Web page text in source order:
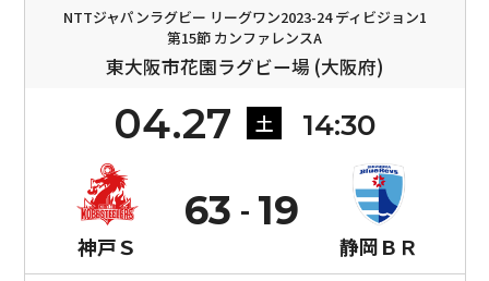
NTTジャパンラグビー リーグワン2023-24 ディビジョン1
第15節 カンファレンスA
東大阪市花園ラグビー場 (大阪府)
04.27 土 14:30
神戸Ｓ
63
静岡ＢＲ
19